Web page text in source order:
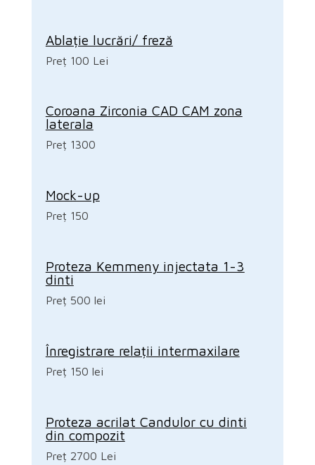
Ablație lucrări/ freză
Preț 100 Lei
Coroana Zirconia CAD CAM zona
laterala
Preț 1300
Mock-up
Preț 150
Proteza Kemmeny injectata 1-3
dinti
Preț 500 lei
Înregistrare relații intermaxilare
Preț 150 lei
Proteza acrilat Candulor cu dinti
din compozit
Preț 2700 Lei